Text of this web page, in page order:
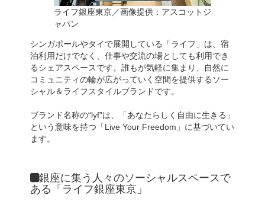
ライフ銀座東京／画像提供：アスコットジ
ャパン
シンガポールやタイで展開している「ライフ」は、宿
泊利用だけでなく、仕事や交流の場としても利用でき
るシェアスペースです。誰もが気軽に集まり、自然に
コミュニティの輪が広がっていく空間を提供するソー
シャル＆ライフスタイルブランドです。
ブランド名称の“lyf”は、「あなたらしく自由に生きる」
という意味を持つ「Live Your Freedom」に基づいてい
ます。
銀座に集う人々のソーシャルスペースで
ある「ライフ銀座東京」